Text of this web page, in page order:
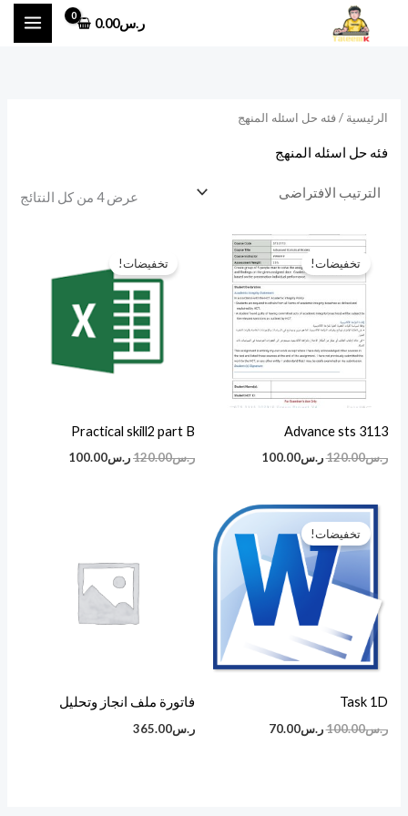
ر.س0.00
الرئيسية / فئه حل اسئله المنهج
فئه حل اسئله المنهج
عرض ⁦4⁩ من كل النتائج
تخفيضات!
Advance sts 3113
ر.س120.00
السعر
الأصلي
هو:
ر.س120.00.
ر.س100.00
السعر
الحالي
هو:
ر.س100.00.
تخفيضات!
Practical skill2 part B
ر.س120.00
الأصلي
هو:
ر.س120.00.
ر.س100.00
تخفيضات!
Task 1D
ر.س100.00
السعر
الأصلي
هو:
ر.س100.00.
ر.س70.00
السعر
هو:
ر.س70.00.
فاتورة ملف انجاز وتحليل
ر.س365.00